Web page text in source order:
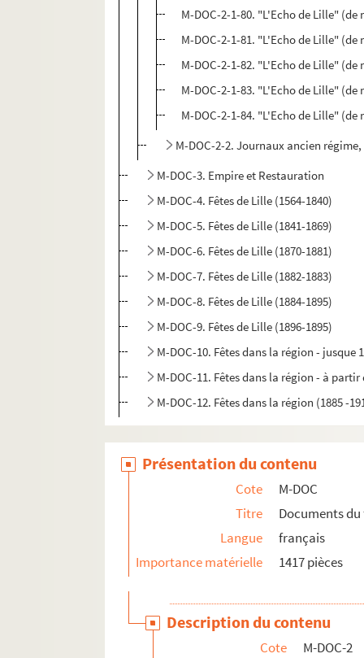
M-DOC-2-1-80. "L'Echo de Lille" (de
M-DOC-2-1-81. "L'Echo de Lille" (de
M-DOC-2-1-82. "L'Echo de Lille" (de
M-DOC-2-1-83. "L'Echo de Lille" (de
M-DOC-2-1-84. "L'Echo de Lille" (de
M-DOC-2-2. Journaux ancien
M-DOC-3. Empire et Restauration
M-DOC-4. Fêtes de Lille (1564-1840)
M-DOC-5. Fêtes de Lille (1841-1869)
M-DOC-6. Fêtes de Lille (1870-1881)
M-DOC-7. Fêtes de Lille (1882-1883)
M-DOC-8. Fêtes de Lille (1884-1895)
M-DOC-9. Fêtes de Lille (1896-1895)
M-DOC-10. Fêtes dans la région - jusque
M-DOC-11. Fêtes dans la région - à partir
M-DOC-12. Fêtes dans la région (1885 -
Présentation du contenu
Cote
M-DOC
Titre
Documents
Langue
français
Importance matérielle
1417 pièces
Description du contenu
Cote
M-DOC-2